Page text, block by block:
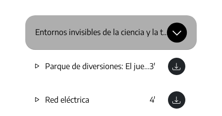
Entornos invisibles de la ciencia y la tecnología
Parque de diversiones: El juego de las tazas 3'
Red eléctrica 4'